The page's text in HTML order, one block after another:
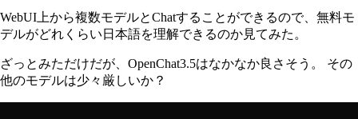
WebUI上から複数モデルとChatすることができるので、無料モ
デルがどれくらい日本語を理解できるのか見てみた。
ざっとみただけだが、OpenChat3.5はなかなか良さそう。 その
他のモデルは少々厳しいか？